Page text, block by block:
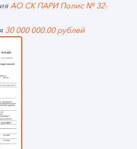
АО СК ПАРИ Полис № 32-
30 000 000.00 рублей